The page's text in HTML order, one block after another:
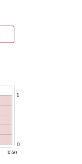
1550
0
1